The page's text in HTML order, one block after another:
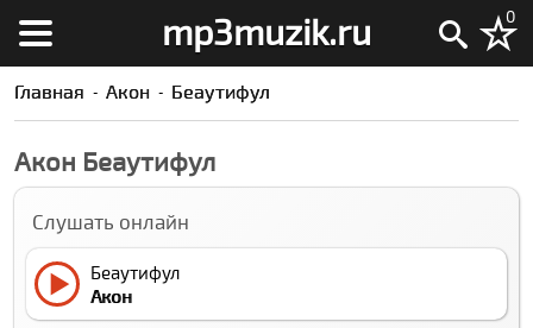
mp3muzik.ru 0
Главная Акон Беаутифул
Акон Беаутифул
Слушать онлайн
Беаутифул
Акон